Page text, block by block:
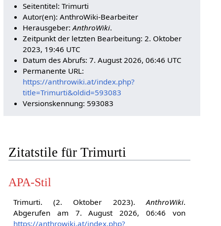
Seitentitel: Trimurti
Autor(en): AnthroWiki-Bearbeiter
Herausgeber:AnthroWiki.
Zeitpunkt der letzten Bearbeitung: 2. Oktober
2023, 19:46 UTC
Datum des Abrufs: 7. August 2026, 06:46 UTC
Permanente URL:
https://anthrowiki.at/index.php?
title=Trimurti&oldid=593083
Versionskennung: 593083
Zitatstile für Trimurti
APA-Stil
Trimurti. (2. Oktober 2023).AnthroWiki.
Abgerufen am 7. August 2026, 06:46 von
https://anthrowiki.at/index.php?